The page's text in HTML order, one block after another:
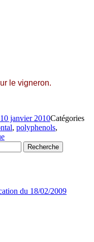
le vigneron.
10 janvier 2010Catégories
, polyphenols,
Recherche
du 18/02/2009